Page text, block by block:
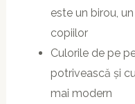
este un birou,
copiilor
Culorile de pe
potrivească și
mai modern